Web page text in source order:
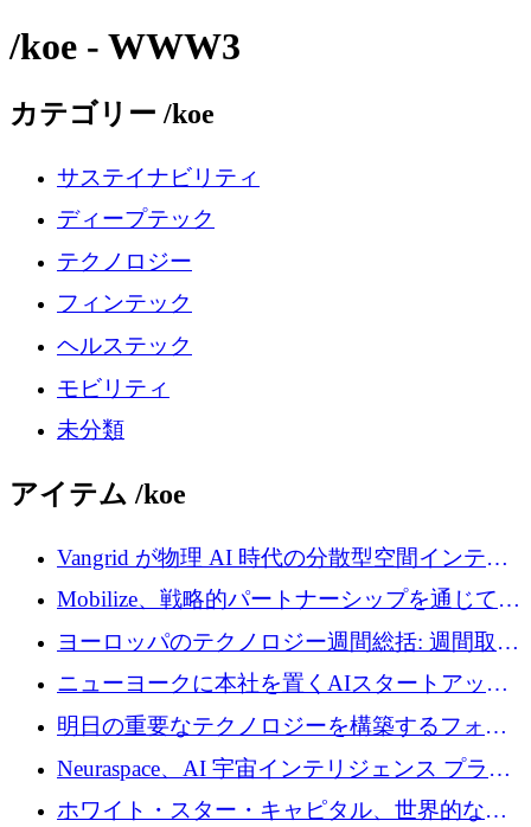
/koe - WWW3
カテゴリー /koe
サステイナビリティ
ディープテック
テクノロジー
フィンテック
ヘルステック
モビリティ
未分類
アイテム /koe
Vangrid が物理 AI 時代の分散型空間インテリ
ジェンス ネットワークを構築するために 900
万ドルのシードを調達
Mobilize、戦略的パートナーシップを通じて通
信ソフトウェア会社を拡大するための投資部
ヨーロッパのテクノロジー週間総括: 週間取引
額 8 億 7,800 万ユーロと 2026 年上半期の主要
ニューヨークに本社を置くAIスタートアップ
Modal Labsがロンドンオフィスを開設
明日の重要なテクノロジーを構築するフォト
ニクスのスケールアップに対応する
Neuraspace、AI 宇宙インテリジェンス プラッ
トフォームの拡大に 1,560 万ユーロを投資
ホワイト・スター・キャピタル、世界的なス